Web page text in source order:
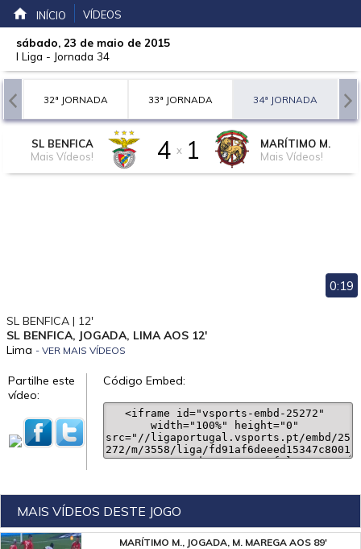
INÍCIO VÍDEOS
sábado, 23 de maio de 2015
I Liga - Jornada 34
32ª JORNADA 33ª JORNADA 34ª JORNADA
SL BENFICA
Mais Vídeos!
4 x 1
MARÍTIMO M.
Mais Vídeos!
0:19
SL BENFICA | 12'
SL BENFICA, JOGADA, LIMA AOS 12'
Lima - VER MAIS VÍDEOS
Partilhe este
vídeo:
Código Embed:
MAIS VÍDEOS DESTE JOGO
MARÍTIMO M., JOGADA, M. MAREGA AOS 89'